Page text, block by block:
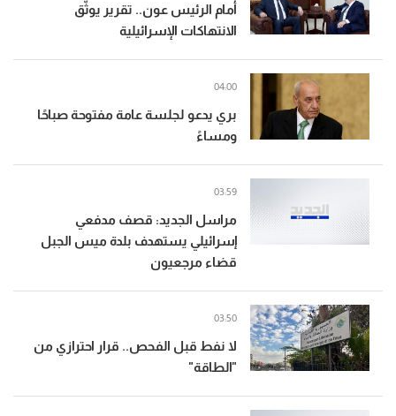
أمام الرئيس عون.. تقرير يوثّق
الانتهاكات الإسرائيلية
بري يدعو لجلسة عامة مفتوحة صباحًا
ومساءً
04:00
مراسل الجديد: قصف مدفعي
إسرائيلي يستهدف بلدة ميس الجبل
قضاء مرجعيون
03:59
لا نفط قبل الفحص.. قرار احترازي من
"الطاقة"
03:50